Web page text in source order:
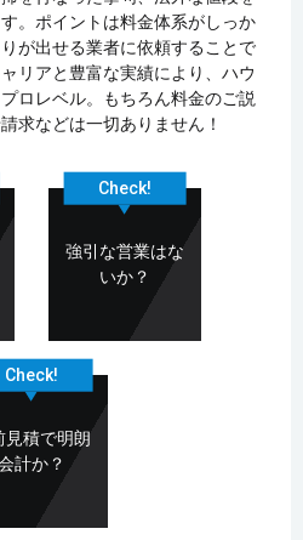
。ポイントは料金体系がしっか
が出せる業者に依頼することで
リアと豊富な実績により、ハウ
ロレベル。もちろん料金のご説
求などは一切ありません！
Check!
強引な営業はな
いか？
Check!
見積で明朗
計か？